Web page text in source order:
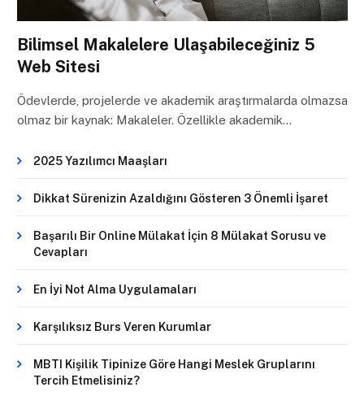
Bilimsel Makalelere Ulaşabileceğiniz 5
Web Sitesi
Ödevlerde, projelerde ve akademik araştırmalarda olmazsa
olmaz bir kaynak: Makaleler. Özellikle akademik…
2025 Yazılımcı Maaşları
Dikkat Sürenizin Azaldığını Gösteren 3 Önemli İşaret
Başarılı Bir Online Mülakat İçin 8 Mülakat Sorusu ve
Cevapları
En İyi Not Alma Uygulamaları
Karşılıksız Burs Veren Kurumlar
MBTI Kişilik Tipinize Göre Hangi Meslek Gruplarını
Tercih Etmelisiniz?